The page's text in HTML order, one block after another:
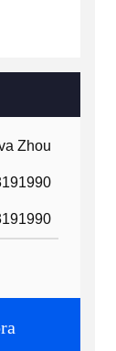
Zhou